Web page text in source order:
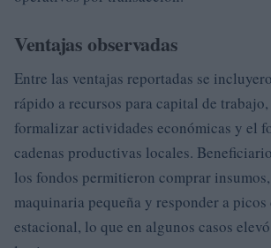
Ventajas observadas
Entre las ventajas reportadas se
rápido a recursos para capital de
formalizar actividades económicas y el
cadenas productivas locales.
los fondos permitieron comprar
maquinaria pequeña y responder a picos
estacional, lo que en algunos casos